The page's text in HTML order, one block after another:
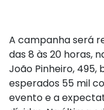
A campanha será
das 8 às 20 horas,
João Pinheiro, 495,
esperados 55 mil
evento e a